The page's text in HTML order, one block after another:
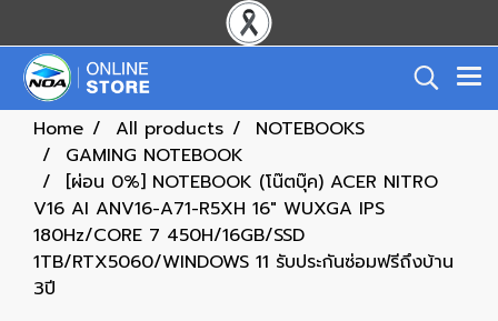
Home All products
NOTEBOOKS
GAMING NOTEBOOK
[ผ่อน 0%] NOTEBOOK (โน๊ตบุ๊ค) ACER NITRO
V16 AI ANV16-A71-R5XH 16" WUXGA IPS
180Hz/CORE 7 450H/16GB/SSD
1TB/RTX5060/WINDOWS 11 รับประกันซ่อมฟรีถึงบ้าน
3ปี